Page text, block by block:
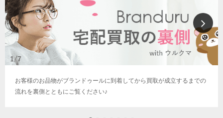
お客様のお品物がブランドゥールに到着してから買取が成立するまでの
流れを裏側とともにご覧ください♪